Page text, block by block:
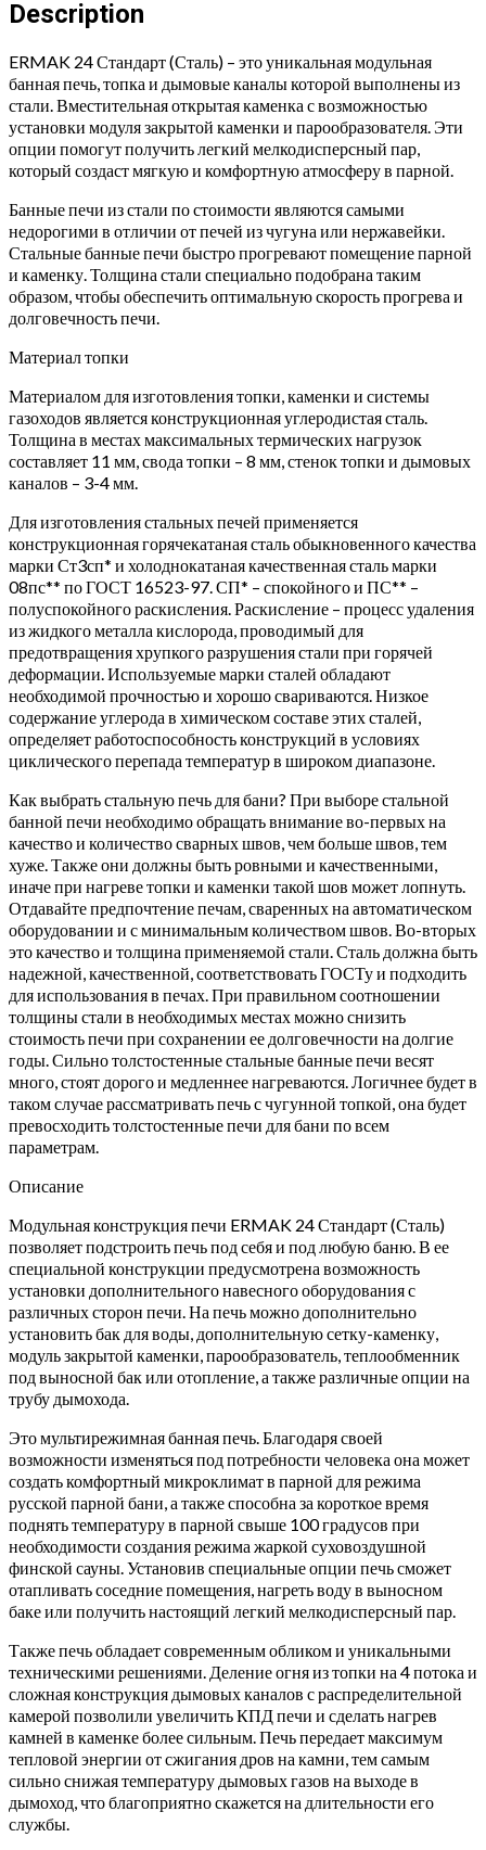
(Сталь)
quantity
Description
ERMAK 24 Стандарт (Сталь) – это уникальная модульная
банная печь, топка и дымовые каналы которой выполнены из
стали. Вместительная открытая каменка с возможностью
установки модуля закрытой каменки и парообразователя. Эти
опции помогут получить легкий мелкодисперсный пар,
который создаст мягкую и комфортную атмосферу в парной.
Банные печи из стали по стоимости являются самыми
недорогими в отличии от печей из чугуна или нержавейки.
Стальные банные печи быстро прогревают помещение парной
и каменку. Толщина стали специально подобрана таким
образом, чтобы обеспечить оптимальную скорость прогрева и
долговечность печи.
Материал топки
Материалом для изготовления топки, каменки и системы
газоходов является конструкционная углеродистая сталь.
Толщина в местах максимальных термических нагрузок
составляет 11 мм, свода топки – 8 мм, стенок топки и дымовых
каналов – 3-4 мм.
Для изготовления стальных печей применяется
конструкционная горячекатаная сталь обыкновенного качества
марки Ст3сп* и холоднокатаная качественная сталь марки
08пс** по ГОСТ 16523-97. СП* – спокойного и ПС** –
полуспокойного раскисления. Раскисление – процесс удаления
из жидкого металла кислорода, проводимый для
предотвращения хрупкого разрушения стали при горячей
деформации. Используемые марки сталей обладают
необходимой прочностью и хорошо свариваются. Низкое
содержание углерода в химическом составе этих сталей,
определяет работоспособность конструкций в условиях
циклического перепада температур в широком диапазоне.
Как выбрать стальную печь для бани? При выборе стальной
банной печи необходимо обращать внимание во-первых на
качество и количество сварных швов, чем больше швов, тем
хуже. Также они должны быть ровными и качественными,
иначе при нагреве топки и каменки такой шов может лопнуть.
Отдавайте предпочтение печам, сваренных на автоматическом
оборудовании и с минимальным количеством швов. Во-вторых
это качество и толщина применяемой стали. Сталь должна быть
надежной, качественной, соответствовать ГОСТу и подходить
для использования в печах. При правильном соотношении
толщины стали в необходимых местах можно снизить
стоимость печи при сохранении ее долговечности на долгие
годы. Сильно толстостенные стальные банные печи весят
много, стоят дорого и медленнее нагреваются. Логичнее будет в
таком случае рассматривать печь с чугунной топкой, она будет
превосходить толстостенные печи для бани по всем
параметрам.
Описание
Модульная конструкция печи ERMAK 24 Стандарт (Сталь)
позволяет подстроить печь под себя и под любую баню. В ее
специальной конструкции предусмотрена возможность
установки дополнительного навесного оборудования с
различных сторон печи. На печь можно дополнительно
установить бак для воды, дополнительную сетку-каменку,
модуль закрытой каменки, парообразователь, теплообменник
под выносной бак или отопление, а также различные опции на
трубу дымохода.
Это мультирежимная банная печь. Благодаря своей
возможности изменяться под потребности человека она может
создать комфортный микроклимат в парной для режима
русской парной бани, а также способна за короткое время
поднять температуру в парной свыше 100 градусов при
необходимости создания режима жаркой суховоздушной
финской сауны. Установив специальные опции печь сможет
отапливать соседние помещения, нагреть воду в выносном
баке или получить настоящий легкий мелкодисперсный пар.
Также печь обладает современным обликом и уникальными
техническими решениями. Деление огня из топки на 4 потока и
сложная конструкция дымовых каналов с распределительной
камерой позволили увеличить КПД печи и сделать нагрев
камней в каменке более сильным. Печь передает максимум
тепловой энергии от сжигания дров на камни, тем самым
сильно снижая температуру дымовых газов на выходе в
дымоход, что благоприятно скажется на длительности его
службы.